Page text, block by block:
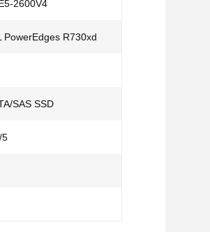
2600V4
PowerEdges R730xd
SAS SSD
5